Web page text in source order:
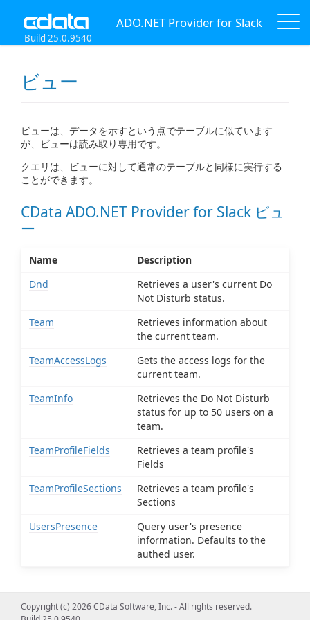
ADO.NET Provider for Slack
Build 25.0.9540
ビュー
ビューは、データを示すという点でテーブルに似ています
が、ビューは読み取り専用です。
クエリは、ビューに対して通常のテーブルと同様に実行する
ことができます。
CData ADO.NET Provider for Slack ビュ
ー
Name
Description
Dnd
Retrieves a user's current Do
Not Disturb status.
Team
Retrieves information about
the current team.
TeamAccessLogs
Gets the access logs for the
current team.
TeamInfo
Retrieves the Do Not Disturb
status for up to 50 users on a
team.
TeamProfileFields
Retrieves a team profile's
Fields
TeamProfileSections
Retrieves a team profile's
Sections
UsersPresence
Query user's presence
information. Defaults to the
authed user.
Copyright (c) 2026 CData Software, Inc. - All rights reserved.